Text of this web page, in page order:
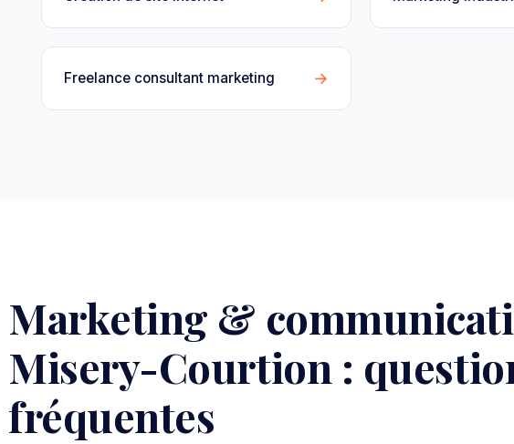
Freelance consultant marketing →
Marketing &
Misery-Courtion :
fréquentes